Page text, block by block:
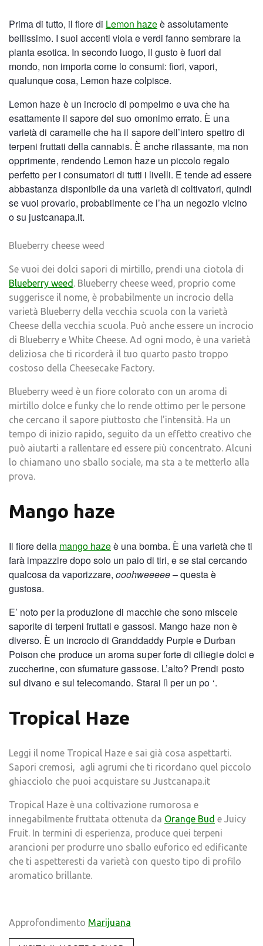
Prima di tutto, il fiore di Lemon hazeè assolutamente
bellissimo. I suoi accenti viola e verdi fanno sembrare la
pianta esotica. In secondo luogo, il gusto è fuori dal
mondo, non importa come lo consumi: fiori, vapori,
qualunque cosa, Lemon haze colpisce.
Lemon haze è un incrocio di pompelmo e uva che ha
esattamente il sapore del suo omonimo errato. È una
varietà di caramelle che ha il sapore dell’intero spettro di
terpeni fruttati della cannabis. È anche rilassante, ma non
opprimente, rendendo Lemon haze un piccolo regalo
perfetto per i consumatori di tutti i livelli. E tende ad essere
abbastanza disponibile da una varietà di coltivatori, quindi
se vuoi provarlo, probabilmente ce l’ha un negozio vicino
o su justcanapa.it.
Blueberry cheese weed
Se vuoi dei dolci sapori di mirtillo, prendi una ciotola di
Blueberry weed . Blueberry cheese weed, proprio come
suggerisce il nome, è probabilmente un incrocio della
varietà Blueberry della vecchia scuola con la varietà
Cheese della vecchia scuola. Può anche essere un incrocio
di Blueberry e White Cheese. Ad ogni modo, è una varietà
deliziosa che ti ricorderà il tuo quarto pasto troppo
costoso della Cheesecake Factory.
Blueberry weed è un fiore colorato con un aroma di
mirtillo dolce e funky che lo rende ottimo per le persone
che cercano il sapore piuttosto che l’intensità. Ha un
tempo di inizio rapido, seguito da un effetto creativo che
può aiutarti a rallentare ed essere più concentrato. Alcuni
lo chiamano uno sballo sociale, ma sta a te metterlo alla
prova.
Mango haze
Il fiore della mango hazeè una bomba. È una varietà che ti
farà impazzire dopo solo un paio di tiri, e se stai cercando
qualcosa da vaporizzare, ooohweeeee– questa è
gustosa.
E’ noto per la produzione di macchie che sono miscele
saporite di terpeni fruttati e gassosi. Mango haze non è
diverso. È un incrocio di Granddaddy Purple e Durban
Poison che produce un aroma super forte di ciliegie dolci e
zuccherine, con sfumature gassose. L’alto? Prendi posto
sul divano e sul telecomando. Starai lì per un po ‘.
Tropical Haze
Leggi il nome Tropical Haze e sai già cosa aspettarti.
Sapori cremosi, agli agrumi che ti ricordano quel piccolo
ghiacciolo che puoi acquistare su Justcanapa.it
Tropical Haze è una coltivazione rumorosa e
innegabilmente fruttata ottenuta da Orange Bud e Juicy
Fruit. In termini di esperienza, produce quei terpeni
arancioni per produrre uno sballo euforico ed edificante
che ti aspetteresti da varietà con questo tipo di profilo
aromatico brillante.
Approfondimento Marijuana